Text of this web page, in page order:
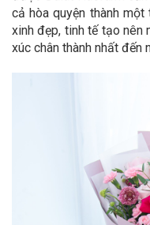
cả hòa quyện thành
xinh đẹp, tinh tế tạo nên
xúc chân thành nhất đến